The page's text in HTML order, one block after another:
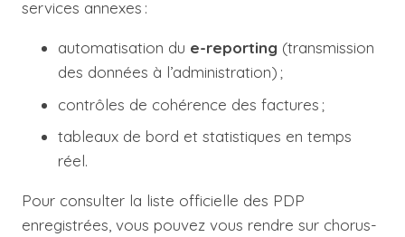
services annexes :
automatisation du e-reporting (transmission
des données à l’administration) ;
contrôles de cohérence des factures ;
tableaux de bord et statistiques en temps
réel.
Pour consulter la liste officielle des PDP
enregistrées, vous pouvez vous rendre sur chorus-